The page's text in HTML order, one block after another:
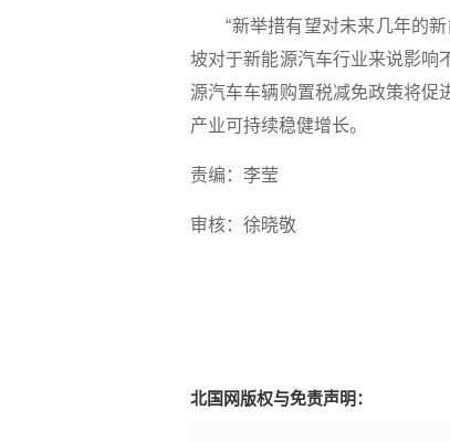
“新举措有望对未来几年的新
坡对于新能源汽车行业来说影响
源汽车车辆购置税减免政策将促
产业可持续稳健增长。
责编：李莹
审核：徐晓敬
北国网版权与免责声明：